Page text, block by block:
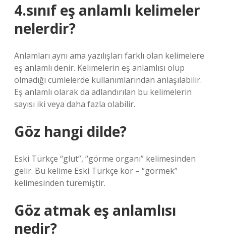
4.sınıf eş anlamlı kelimeler
nelerdir?
Anlamları aynı ama yazılışları farklı olan kelimelere
eş anlamlı denir. Kelimelerin eş anlamlısı olup
olmadığı cümlelerde kullanımlarından anlaşılabilir.
Eş anlamlı olarak da adlandırılan bu kelimelerin
sayısı iki veya daha fazla olabilir.
Göz hangi dilde?
Eski Türkçe “glut”, “görme organı” kelimesinden
gelir. Bu kelime Eski Türkçe kör – “görmek”
kelimesinden türemiştir.
Göz atmak eş anlamlısı
nedir?